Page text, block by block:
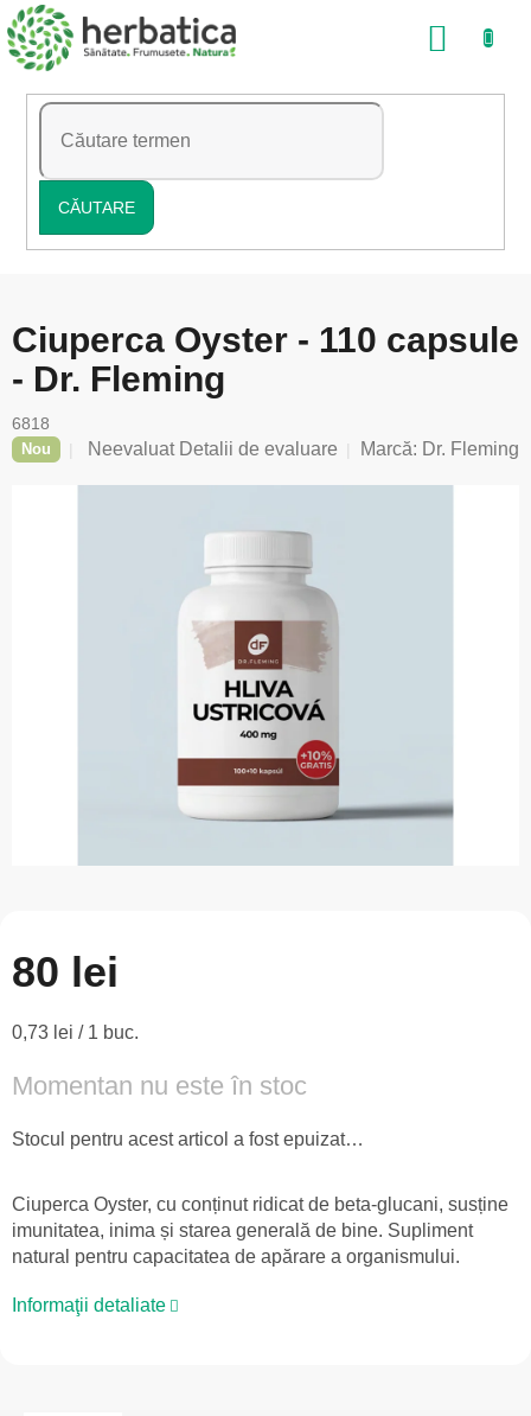
Treci
la
conținut
CĂUTARE
COŞ
Ciuperca Oyster - 110 capsule
- Dr. Fleming
6818
Nou
Evaluarea
Neevaluat Detalii de evaluare Marcă: Dr. Fleming
80 lei
Evaluare
0,73 lei / 1 buc.
Momentan nu este în stoc
Stocul pentru acest articol a fost epuizat…
Ciuperca Oyster, cu conținut ridicat de beta-glucani, susține
imunitatea, inima și starea generală de bine. Supliment
natural pentru capacitatea de apărare a organismului.
Informaţii detaliate